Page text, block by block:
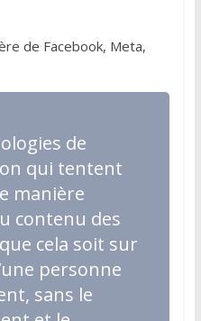
de Facebook, Meta,
de
qui tentent
manière
contenu des
cela soit sur
personne
sans le